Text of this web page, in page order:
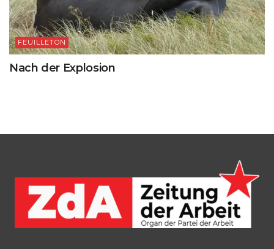
FEUILLETON
Nach der Explosion